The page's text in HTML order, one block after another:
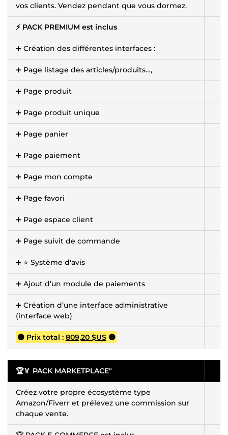
vos clients. Vendez pendant que vous dormez.
⚡ PACK PREMIUM est inclus
➕ Création des différentes interfaces :
➕ Page listage des articles/produits…,
➕ Page produit
➕ Page produit unique
➕ Page panier
➕ Page paiement
➕ Page mon compte
➕ Page favori
➕ Page espace client
➕ Page suivit de commande
➕ ⭐ Système d'avis
➕ Ajout d’un module de paiements
➕ Création d’une interface administrative
(interface web)
🟡 Prix total : 809,20 $US🟡
🏆🏅 PACK MARKETPLACE"
Créez votre propre écosystème type
Amazon/Fiverr et prélevez une commission sur
chaque vente.